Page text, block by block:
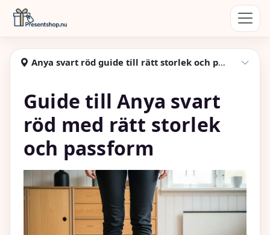
Hoppa till huvudinnehåll
Presentshop
Anya svart röd guide till rätt storlek och passform
Guide till Anya svart
röd med rätt storlek
och passform